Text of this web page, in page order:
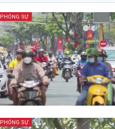
PHÓNG SỰ
PHÓNG SỰ